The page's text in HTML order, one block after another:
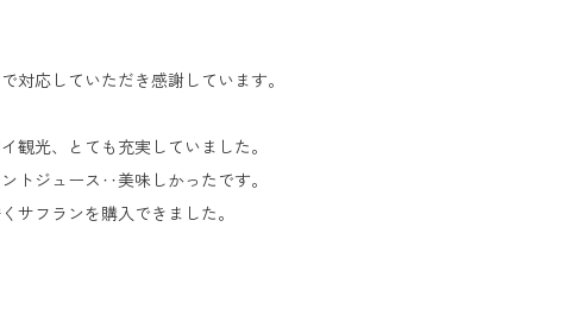
対応していただき感謝しています。
観光、とても充実していました。
トジュース‥美味しかったです。
サフランを購入できました。